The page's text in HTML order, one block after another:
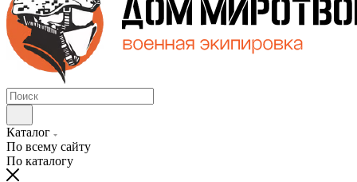
Каталог
По всему сайту
По каталогу